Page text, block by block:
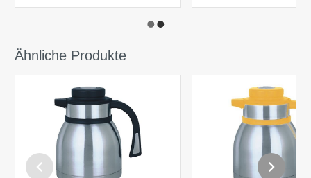
Ähnliche Produkte